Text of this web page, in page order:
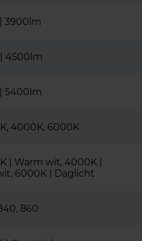
3900lm
4500lm
5400lm
4000K, 6000K
| Warm wit, 4000K |
6000K | Daglicht
860